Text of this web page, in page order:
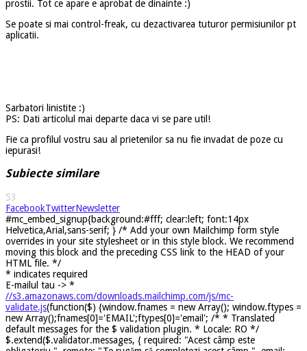
prostii. Tot ce apare e aprobat de dinainte :)
Se poate si mai control-freak, cu dezactivarea tuturor permisiunilor pt
aplicatii.
Sarbatori linistite :)
PS: Dati articolul mai departe daca vi se pare util!
Fie ca profilul vostru sau al prietenilor sa nu fie invadat de poze cu
iepurasi!
Subiecte similare
53
FacebookTwitterNewsletter
#mc_embed_signup{background:#fff; clear:left; font:14px
Helvetica,Arial,sans-serif; } /* Add your own Mailchimp form style
overrides in your site stylesheet or in this style block. We recommend
moving this block and the preceding CSS link to the HEAD of your
HTML file. */
* indicates required
E-mailul tau -> *
//s3.amazonaws.com/downloads.mailchimp.com/js/mc-
validate.js(function($) {window.fnames = new Array(); window.ftypes =
new Array();fnames[0]='EMAIL';ftypes[0]='email'; /* * Translated
default messages for the $ validation plugin. * Locale: RO */
$.extend($.validator.messages, { required: "Acest câmp este